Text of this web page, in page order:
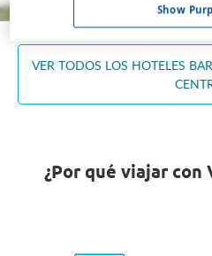
VER TODOS LOS HOTELES
¿Por qué viajar con
Show